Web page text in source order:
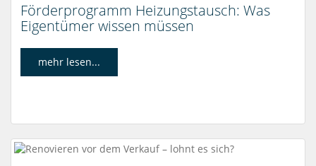
Förderprogramm Heizungstausch: Was
Eigentümer wissen müssen
mehr lesen...